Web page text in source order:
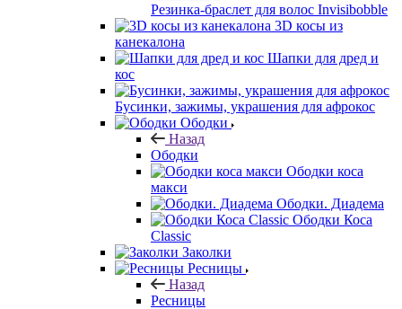
Резинка-браслет для волос Invisibobble
3D косы из
канекалона
Шапки для дред и
кос
Бусинки, зажимы, украшения для афрокос
Ободки
Назад
Ободки
Ободки коса
макси
Ободки. Диадема
Ободки Коса
Classic
Заколки
Ресницы
Назад
Ресницы